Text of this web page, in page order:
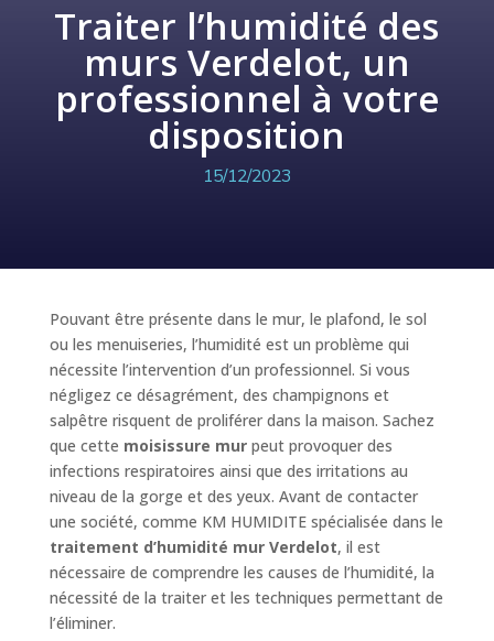
Traiter l’humidité des
murs Verdelot, un
professionnel à votre
disposition
15/12/2023
Pouvant être présente dans le mur, le plafond, le sol
ou les menuiseries, l’humidité est un problème qui
nécessite l’intervention d’un professionnel. Si vous
négligez ce désagrément, des champignons et
salpêtre risquent de proliférer dans la maison. Sachez
que cette moisissure murpeut provoquer des
infections respiratoires ainsi que des irritations au
niveau de la gorge et des yeux. Avant de contacter
une société, comme KM HUMIDITE spécialisée dans le
traitement d’humidité mur Verdelot, il est
nécessaire de comprendre les causes de l’humidité, la
nécessité de la traiter et les techniques permettant de
l’éliminer.